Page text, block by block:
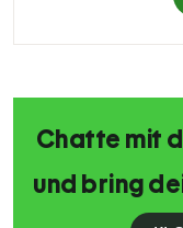
Chatte mit
und bring